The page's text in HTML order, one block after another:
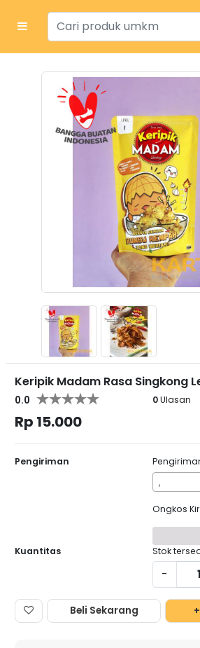
Keripik Madam Rasa Singkong
0.0 0Ulasan
Rp 15.000
Pengiriman
,
Ongkos
Kuantitas Stok
-
Beli Sekarang